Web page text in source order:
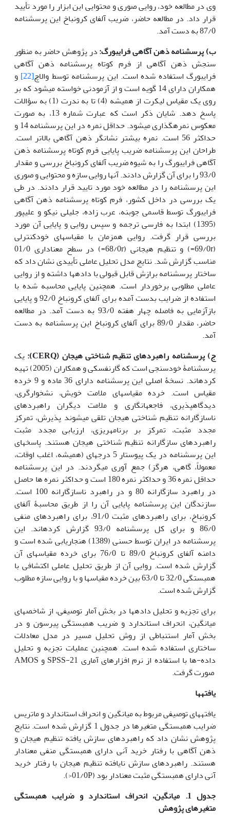
وی در مطالعه خود، روایی صوری و محتوایی این ابزار را مورد تأیید
قرار داد. در مطالعه حاضر، ضریب آلفای کرونباخ این پرسشنامه
87/0 به دست آمد.
ب) پرسشنامه ذهن آگاهی فرایبورگ:در پژوهش حاضر به منظور
سنجش ذهن آگاهی از فرم کوتاه پرسشنامه ذهن آگاهی
فرایبورگ استفاده شده است. این پرسشنامه توسط والاچ[22]
و
همکاران دارای 14 گویه است و از آزمودنی خواسته می­شود که بر
روی یک مقیاس لیکرت از همیشه (4) تا به ندرت (1) به سؤالات
پاسخ دهد. شایان ذکر است که عبارت شماره 13، به صورت
معکوس نمره­گذاری می­شود. حداقل نمره در این پرسشنامه 14 و
حداکثر 56 است. نمره بیشتر نشانگر ذهن آگاهی بالاتر است.
طراحان این پرسشنامه ضریب پایایی فرم کوتاه پرسشنامه ذهن
آگاهی فرایبورگ را به شیوه ضریب آلفای کرونباخ بررسی و مقدار
93/0 را برای آن گزارش دادند. آنها روایی سازه و محتوایی و صوری
این پرسشنامه را در مطالعه خود مورد تایید قرار دادند. در طی
یک بررسی در داخل کشور، فرم کوتاه پرسشنامه ذهن آگاهی
فرایبورگ توسط قاسمی جوبنه، عرب زاده، جلیلی نیکو و علیپور
(1395) ابتدا به فارسی ترجمه و سپس روایی و پایایی آن مورد
بررسی قرار گرفت. روایی همزمان با مقیاس­های خودکنترلی
(69/0r=) و تنظیم هیجانی (68/0r=) در سطح معناداری 01/0
مناسب گزارش شد. نتایج مدل تحلیل عاملی تأییدی نشان داد که
ساختار پرسشنامه برازش قابل قبولی با داده­ها داشته و از روایی
عاملی مطلوبی برخوردار است. همچنین پایایی محاسبه شده با
استفاده از ضرایب بدست آمده برای آلفای کرونباخ 92/0 و پایایی
بازآزمایی به فاصله چهار هفته 93/0 به دست آمد. در مطالعه
حاضر، مقدار 89/0 برای آلفای کرونباخ این پرسشنامه به دست
آمد.
ج) پرسشنامه راهبردهای تنظیم شناختی هیجان (CERQ
): یک
پرسشنامۀ خودسنجی است که گارنفسکی و همکاران (2005) تهیه
کرده­اند. نسخۀ اصلی این پرسشنامه دارای 36 ماده و 9 خرده
مقیاس است. خرده مقیاسهای ملامت خویش، نشخوارگری،
دیدگاه­پذیری، فاجعه­انگاری و ملامت دیگران راهبردهای
ناسازگارانه تنظیم شناختی هیجان تلقی می­شوند پذیرش، تمرکز
مجدد مثبت، تمرکز بر برنامه­ریزی، ارزیابی مجدد مثبت
راهبردهای سازگارانه تنظیم شناختی هیجان هستند. پاسخ­های
این پرسشنامه در یک پیوستار 5 درجه­ای (همیشه، اغلب اوقات،
معمولاً، گاهی، هرگز) جمع آوری می­گردند. در این پرسشنامه
حداقل نمره 36 و حداکثر نمره 180 است و حداکثر نمره ها حاصل
در راهبرد سازگارانه 80 و در راهبرد ناسازگارانه 100 است.
سازندگان این پرسشنامه پایایی آن را از طریق محاسبۀ آلفای
کرونباخ، برای راهبردهای مثبت 91/0، برای راهبردهای منفی
86/0 و برای کل پرسشنامه 93/0 گزارش کرده­اند. این
پرسشنامه در ایران توسط حسنی (1389) هنجاریابی شده است و
دامنه آلفای کرونباخ 89/0 تا 76/0 برای خرده مقیاس­های آن
گزارش شده است. روایی آن از طریق تحلیل عاملی اکتشافی با
همبستگی 32/0 تا 63/0 بین خرده مقیاس­ها و با روایی سازه مطلوب
گزارش شده است.
برای تجزیه و تحلیل داده­ها در بخش آمار توصیفی، از شاخص­های
میانگین، انحراف استاندارد و ضریب همبستگی پیرسون و در
بخش آمار استنباطی از روش تحلیل مسیر در مدل معادلات
ساختاری استفاده شده است. همچنین عملیات تجزیه و تحلیل
داده-ها با استفاده از نرم افزارهای آماری 21-SPSS و AMOS
صورت گرفت.
یافته­ها
یافته­های توصیفی مربوط به میانگین و انحراف استاندارد و ماتریس
ضرایب همبستگی متغیرها در جدول 1 گزارش شده است. نتایج
پژوهش نشان داد که راهبردهای سازش یافته تنظیم هیجان و
ذهن آگاهی با رفتار خرید آنی دارای همبستگی منفی معنادار
هستند. راهبردهای سازش نایافته تنظیم هیجان با رفتار خرید
آنی دارای همبستگی مثبت معنادار بود (01/0P<).
جدول 1. میانگین، انحراف استاندارد و ضرایب همبستگی
متغیرهای پژوهش